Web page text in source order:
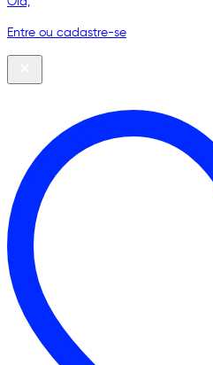
Entre ou cadastre-se